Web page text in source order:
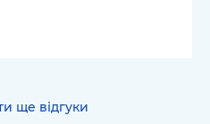
ще відгуки